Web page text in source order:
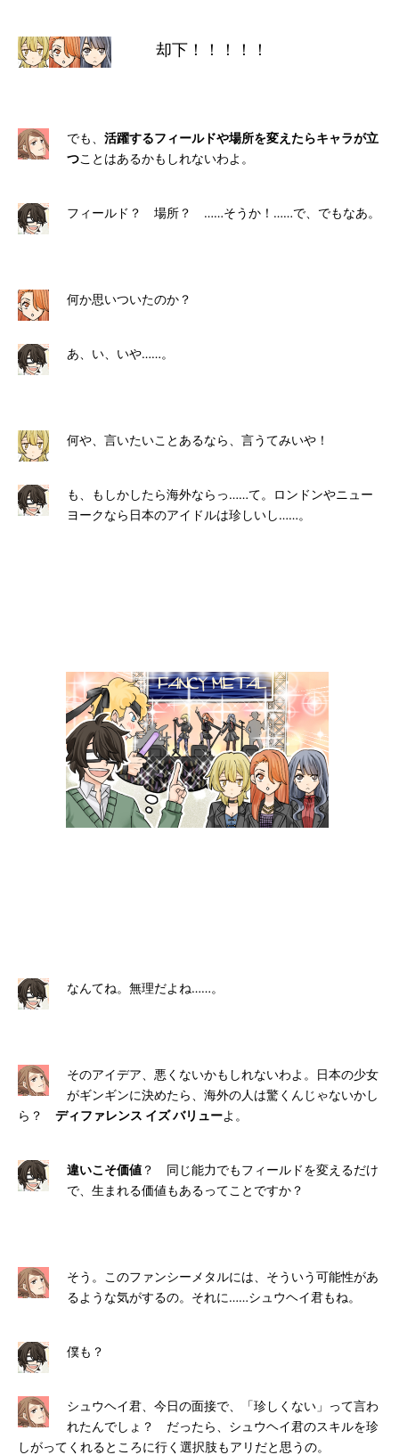
却下！！！！！
でも、 活躍するフィールドや場所を変えたらキャラが立
つことはあるかもしれないわよ。
フィールド？ 場所？ ……そうか！……で、でもなあ。
何か思いついたのか？
あ、い、いや……。
何や、言いたいことあるなら、言うてみいや！
も、もしかしたら海外ならっ……て。ロンドンやニュー
ヨークなら日本のアイドルは珍しいし……。
なんてね。無理だよね……。
そのアイデア、悪くないかもしれないわよ。日本の少女
がギンギンに決めたら、海外の人は驚くんじゃないかし
ら？ ディファレンス イズ バリューよ。
違いこそ価値 ？ 同じ能力でもフィールドを変えるだけ
で、生まれる価値もあるってことですか？
そう。このファンシーメタルには、そういう可能性があ
るような気がするの。それに……シュウヘイ君もね。
僕も？
シュウヘイ君、今日の面接で、「珍しくない」って言わ
れたんでしょ？ だったら、シュウヘイ君のスキルを珍
しがってくれるところに行く選択肢もアリだと思うの。